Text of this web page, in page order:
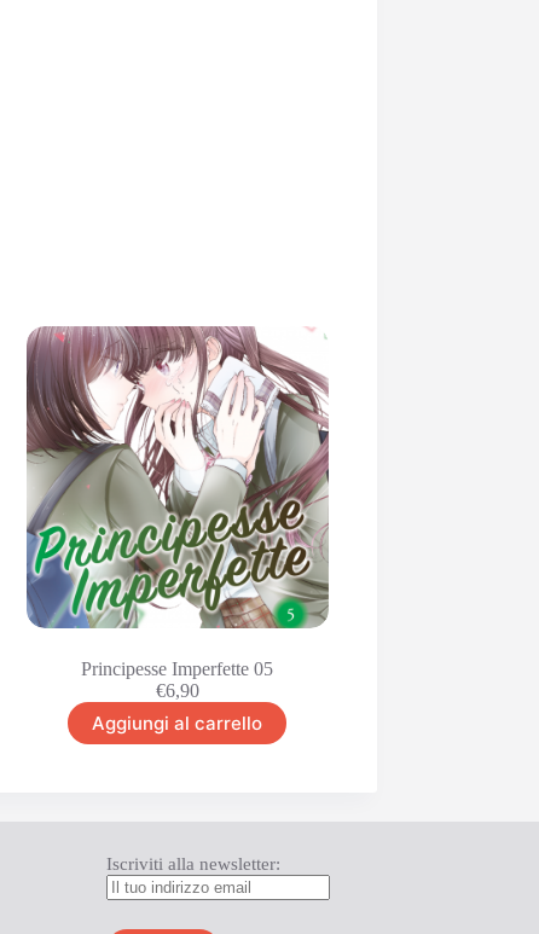
Principesse Imperfette 05
€6,90
Aggiungi al carrello
Iscriviti alla newsletter: